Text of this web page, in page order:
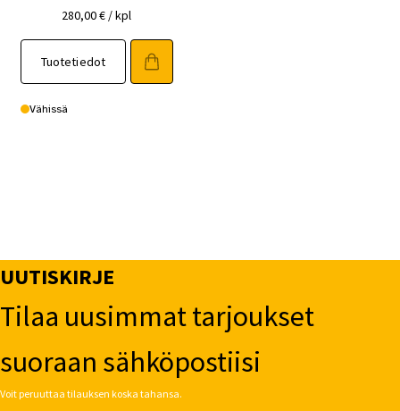
280,00€ / kpl
Tuotetiedot
Vähissä
UUTISKIRJE
Tilaa uusimmat tarjoukset
suoraan sähköpostiisi
Voit peruuttaa tilauksen koska tahansa.